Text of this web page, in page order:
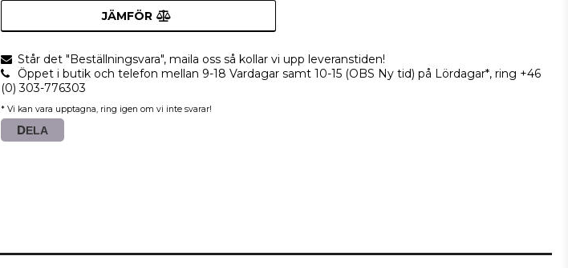
JÄMFÖR
Står det "Beställningsvara", maila oss så kollar vi upp leveranstiden!
Öppet i butik och telefon mellan 9-18 Vardagar samt 10-15 (OBS Ny tid) på Lördagar*, ring +46
(0) 303-776303
* Vi kan vara upptagna, ring igen om vi inte svarar!
DELA